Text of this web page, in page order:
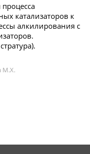
катализаторов к
алкилирования с
М.Х.